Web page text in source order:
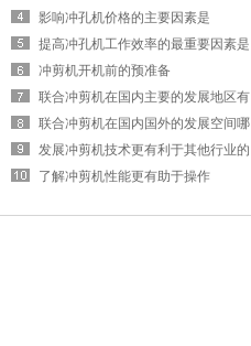
影响冲孔机价格的主要因素是
提高冲孔机工作效率的最重要因素是
什么？
冲剪机开机前的预准备
联合冲剪机在国内主要的发展地区有
哪些呢
联合冲剪机在国内国外的发展空间哪
一个更大呢
发展冲剪机技术更有利于其他行业的
发展
了解冲剪机性能更有助于操作